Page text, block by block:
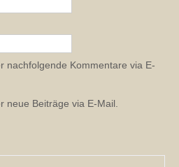
nachfolgende Kommentare via E-
neue Beiträge via E-Mail.